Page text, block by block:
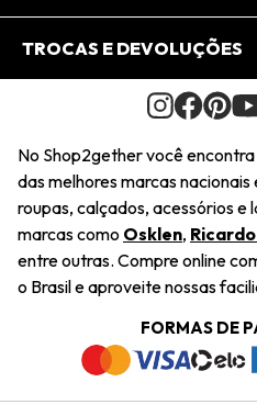
Journal
Saiu na Mídia
Sustentabilidade
Navegando
Termos e Condições
Trabalhe Conosco
Regulamento e Promoções
Minha Conta
Pedido de Presente
Wishlist
TROCAS E DEVOLUÇÕES
Condições Gerais
Troca Fácil
Restituição de Pagamento
Dúvidas Frequentes
Termos e Condições
Política de Privacidade
No Shop2gether você
das melhores marcas
roupas, calçados, acessórios e
marcas como Osklen,
entre outras. Compre online
o Brasil e aproveite nossas
FORMAS DE